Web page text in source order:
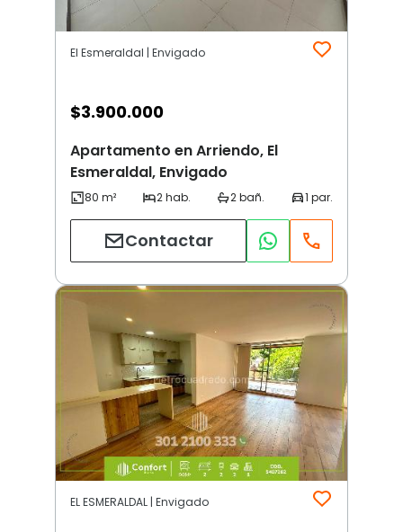
El Esmeraldal | Envigado
$3.900.000
Apartamento en Arriendo, El
Esmeraldal, Envigado
Contactar
EL ESMERALDAL | Envigado